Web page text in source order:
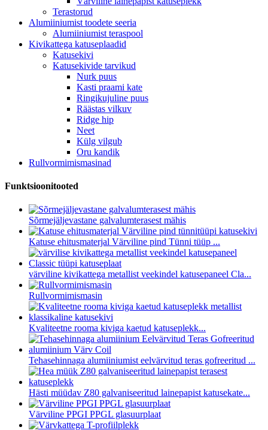
Terastorud
Alumiiniumist toodete seeria
Alumiiniumist teraspool
Kivikattega katuseplaadid
Katusekivi
Katusekivide tarvikud
Nurk puus
Kasti praami kate
Ringikujuline puus
Räästas vilkuv
Ridge hip
Neet
Külg vilgub
Oru kandik
Rullvormimismasinad
Funktsioonitooted
Sõrmejäljevastane galvalumterasest mähis
Katuse ehitusmaterjal Värviline pind Tünni tüüp ...
värviline kivikattega metallist veekindel katusepaneel Cla...
Rullvormimismasin
Kvaliteetne rooma kiviga kaetud katuseplekk...
Tehasehinnaga alumiiniumist eelvärvitud teras gofreeritud ...
Hästi müüdav Z80 galvaniseeritud lainepapist katusekate...
Värviline PPGI PPGL glasuurplaat